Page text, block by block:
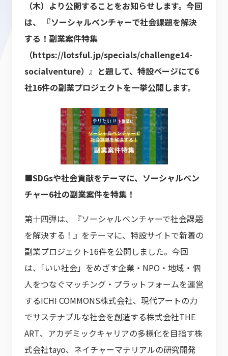
（木）より公開することをお知らせします。今回
は、 『ソーシャルベンチャーで社会課題を解決
する！副業案件特集
（https://lotsful.jp/specials/challenge14-
socialventure）』と題して、特設ページにて6
社16件の副業プロジェクトを一挙公開します。
■SDGsや社会貢献をテーマに、ソーシャルベン
チャー6社の副業案件を特集！
第十四弾は、『ソーシャルベンチャーで社会課題
を解決する！』をテーマに、特設サイトで新着の
副業プロジェクト16件を公開しました。今回
は、｢いい社会」をめざす企業・NPO・地域・個
人をつなぐマッチング・プラットフォームを運営
するICHI COMMONS株式会社、現代アートの力
でサステナブルな社会を創造する株式会社THE
ART、アカデミックキャリアの多様化を目指す株
式会社tayo、ネイチャーマテリアルの研究開発